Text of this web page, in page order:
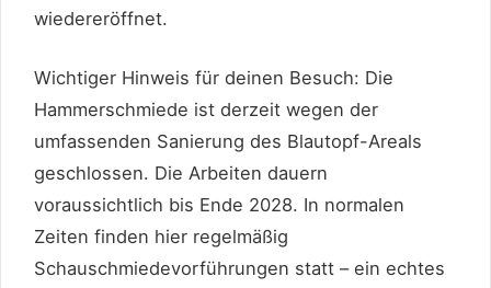
wiedereröffnet.
Wichtiger Hinweis für deinen Besuch: Die
Hammerschmiede ist derzeit wegen der
umfassenden Sanierung des Blautopf-Areals
geschlossen. Die Arbeiten dauern
voraussichtlich bis Ende 2028. In normalen
Zeiten finden hier regelmäßig
Schauschmiedevorführungen statt – ein echtes